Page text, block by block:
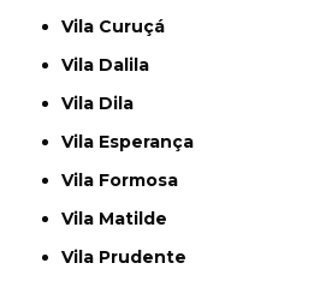
Vila Curuçá
Vila Dalila
Vila Dila
Vila Esperança
Vila Formosa
Vila Matilde
Vila Prudente